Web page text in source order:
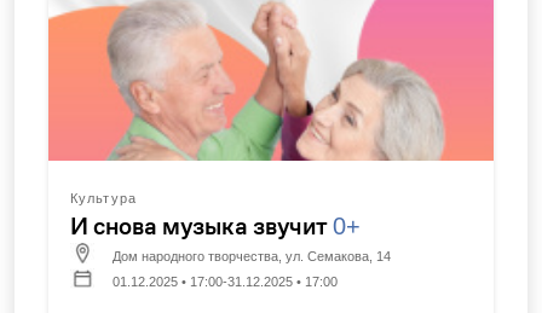
Культура
И снова музыка звучит0+
Дом народного творчества, ул. Семакова, 14
01.12.2025 • 17:00-31.12.2025 • 17:00